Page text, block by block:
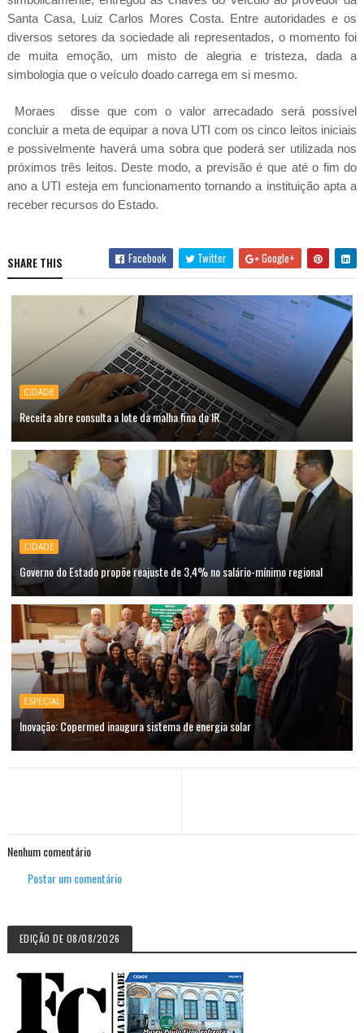
Santa Casa, Luiz Carlos Mores Costa. Entre autoridades e os
diversos setores da sociedade ali representados, o momento foi
de muita emoção, um misto de alegria e tristeza, dada a
simbologia que o veículo doado carrega em si mesmo.
Moraes disse que com o valor arrecadado será possível
concluir a meta de equipar a nova UTI com os cinco leitos iniciais
e possivelmente haverá uma sobra que poderá ser utilizada nos
próximos três leitos. Deste modo, a previsão é que até o fim do
ano a UTI esteja em funcionamento tornando a instituição apta a
receber recursos do Estado.
SHARE THIS Facebook Twitter Google+
CIDADE
Receita abre consulta a lote da malha fina do IR
CIDADE
Governo do Estado propõe reajuste de 3,4% no salário-mínimo regional
ESPECIAL
Inovação: Copermed inaugura sistema de energia solar
Nenhum comentário
Postar um comentário
EDIÇÃO DE 08/08/2026